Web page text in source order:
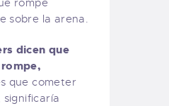
rompe
sobre la arena.
dicen que
que cometer